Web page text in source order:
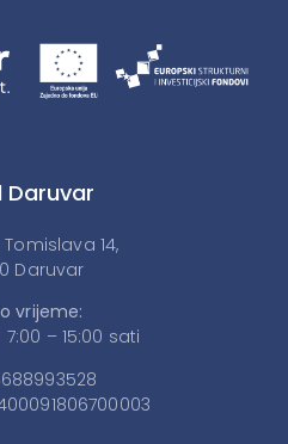
Daruvar
14,
Daruvar
vrijeme:
– 15:00 sati